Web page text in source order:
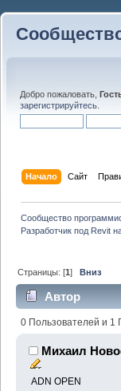
Добро пожаловать,
зарегистрируйтесь
Начало Сайт
Сообщество
Разработчик под Revit
Страницы: [1]Вниз
Автор
(Прочитано
0 Пользователей и 1
Михаил
ADN OPEN